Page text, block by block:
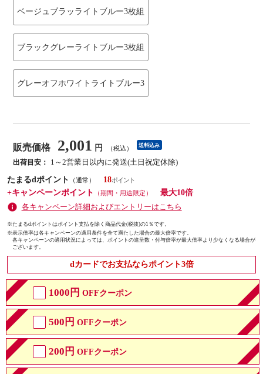
ベージュブラッライトブルー3枚組
ブラックグレーライトブルー3枚組
グレーオフホワイトライトブルー3
販売価格 2,001 円 （税込） 送料込み
出荷目安：
1～2営業日以内に発送(土日祝定休除)
たまるdポイント
（通常）
18
+キャンペーンポイント
（期間・用途限定）
最大10倍
各キャンペーン詳細およびエントリーはこちら
※たまるdポイントはポイント支払を除く商品代金(税抜)の1％です。
※表示倍率は各キャンペーンの適用条件を全て満たした場合の最大倍率です。
各キャンペーンの適用状況によっては、ポイントの進呈数・付与倍率が最大倍率より少なくなる場合が
ございます。
dカードでお支払ならポイント3倍
1000円 OFFクーポン
500円 OFFクーポン
200円 OFFクーポン